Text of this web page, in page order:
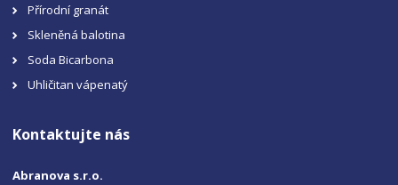
Přírodní granát
Skleněná balotina
Soda Bicarbona
Uhličitan vápenatý
Kontaktujte nás
Abranova s.r.o.